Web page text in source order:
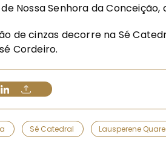
Nossa Senhora da
de cinzas decorre na Sé
Cordeiro.
Sé Catedral Lausperene